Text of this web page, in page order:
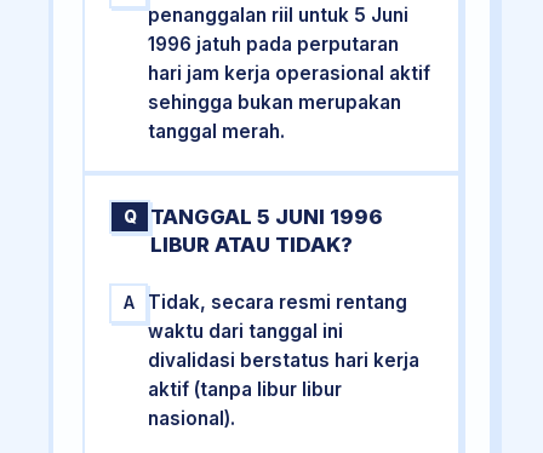
penanggalan riil untuk 5 Juni
1996 jatuh pada perputaran
hari jam kerja operasional aktif
sehingga bukan merupakan
tanggal merah.
Q
TANGGAL 5 JUNI 1996
LIBUR ATAU TIDAK?
A
Tidak, secara resmi rentang
waktu dari tanggal ini
divalidasi berstatus hari kerja
aktif (tanpa libur libur
nasional).